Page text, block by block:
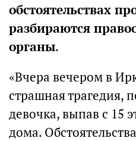
обстоятельствах
разбираются
органы.
«Вчера вечером в
страшная трагедия,
девочка, выпав с 15
дома.